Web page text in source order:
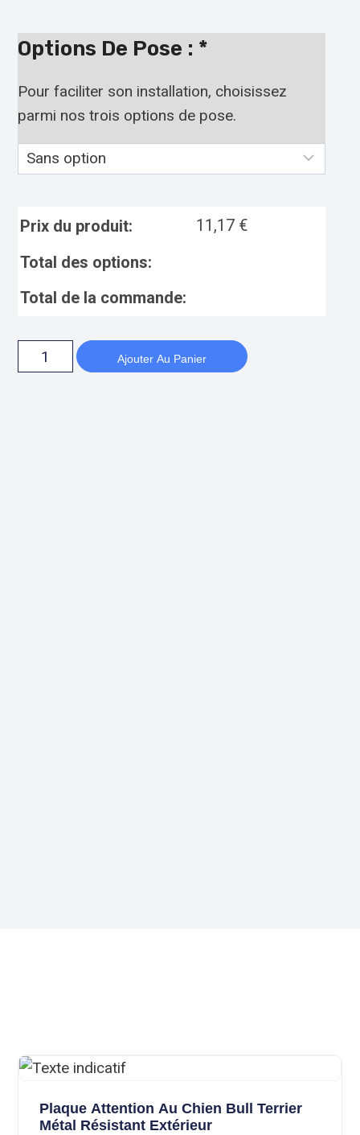
Options De Pose : *
Pour faciliter son installation, choisissez
parmi nos trois options de pose.
Prix du produit: 11,17 €
Total des options:
Total de la commande:
Ajouter Au Panier
Plaque Attention Au Chien Bull Terrier
Métal Résistant Extérieur